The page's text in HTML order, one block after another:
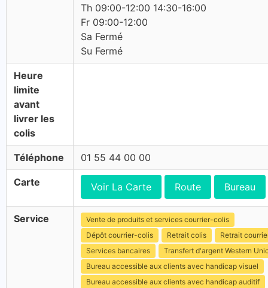
Th 09:00-12:00 14:30-16:00
Fr 09:00-12:00
Sa Fermé
Su Fermé
Heure
limite
avant
livrer les
colis
Téléphone 01 55 44 00 00
Carte Voir La Carte Route Bureau
Service
Vente de produits et services courrier-colis
Dépôt courrier-colis
Retrait colis
Retrait
Services bancaires
Transfert d'argent Western
Bureau accessible aux clients avec handicap visuel
Bureau accessible aux clients avec handicap auditif